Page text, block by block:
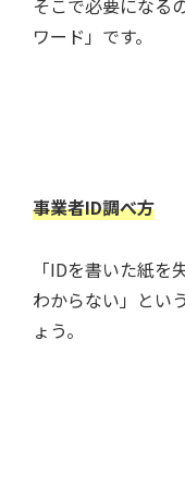
そこで必要になる
ワード」です。
事業者ID調べ方
「IDを書いた紙
わからない」とい
ょう。